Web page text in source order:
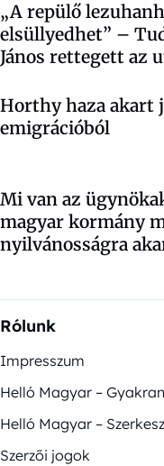
„A repülő
elsüllyedhet” –
János rettegett az
Horthy haza akart
emigrációból
Mi van az
magyar kormány
nyilvánosságra
Rólunk
Impresszum
Helló Magyar –
Helló Magyar –
Szerzői jogok